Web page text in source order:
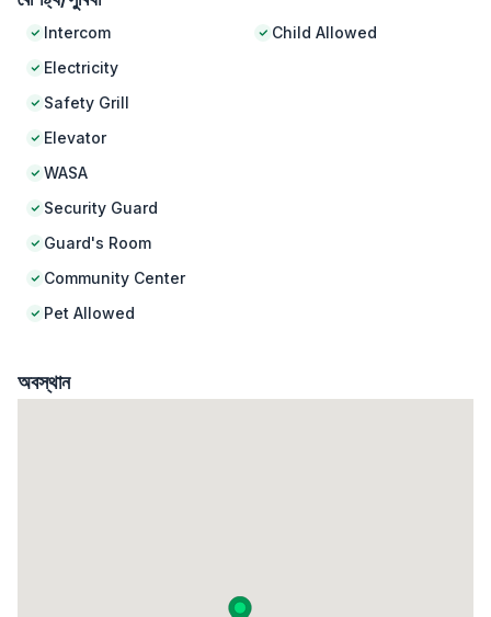
Intercom
Electricity
Safety Grill
Elevator
WASA
Security Guard
Guard's Room
Community Center
Pet Allowed
Child Allowed
অবস্থান